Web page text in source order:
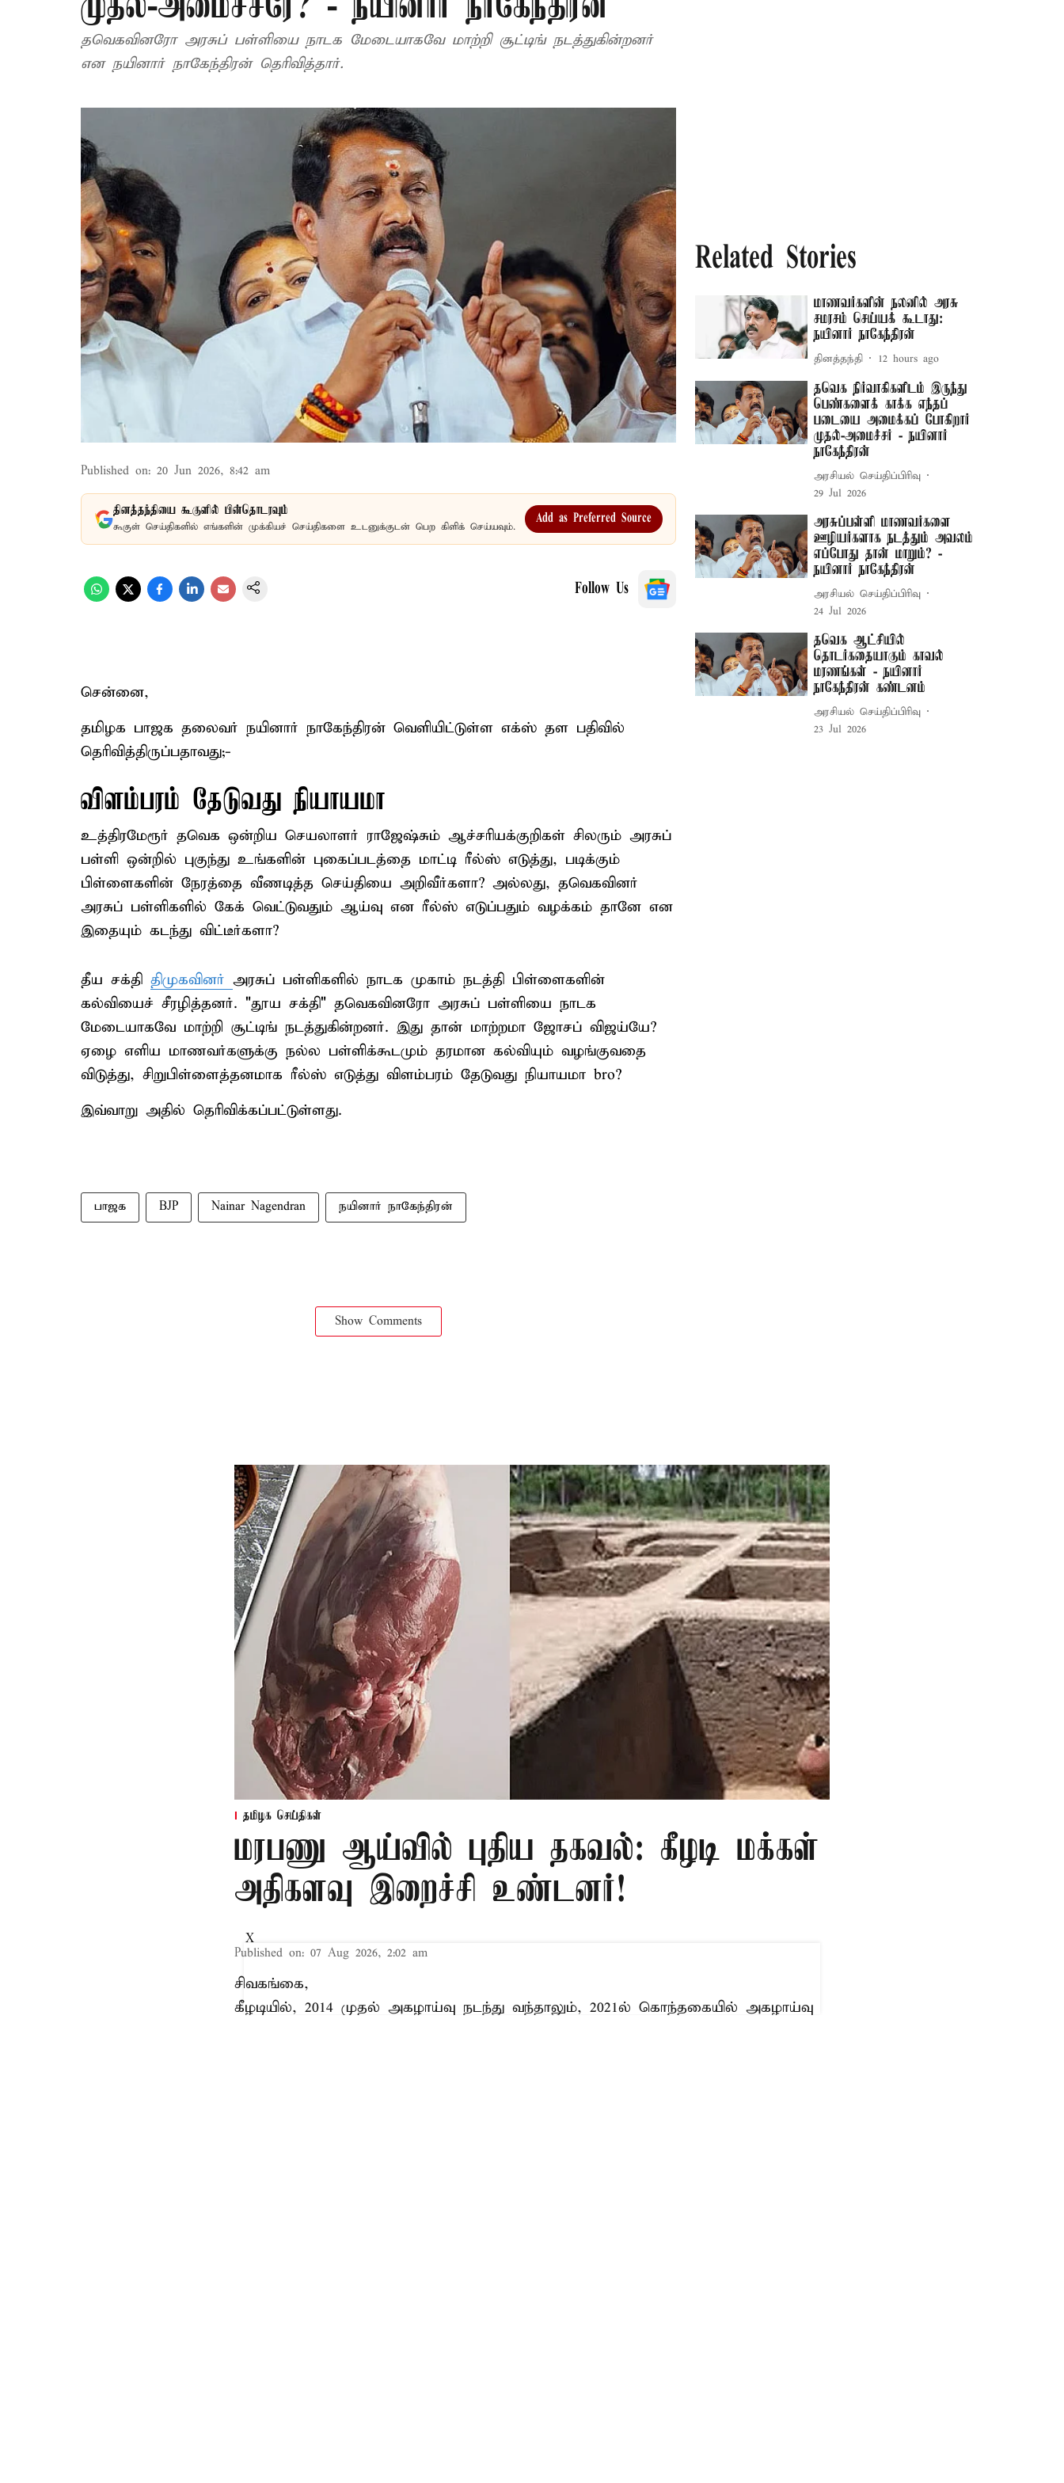
தவெகவினரோ அரசுப் பள்ளியை நாடக மேடையாகவே மாற்றி சூட்டிங் நடத்துகின்றனர்
என நயினார் நாகேந்திரன் தெரிவித்தார்.
Published on: 20 Jun 2026, 8:42 am
தினத்தந்தியை கூகுளில் பின்தொடரவும்
கூகுள் செய்திகளில் எங்களின் முக்கியச் செய்திகளை உடனுக்குடன் பெற கிளிக் செய்யவும்.
Add as Preferred Source
Follow Us
சென்னை,
தமிழக பாஜக தலைவர் நயினார் நாகேந்திரன் வெளியிட்டுள்ள எக்ஸ் தள பதிவில்
தெரிவித்திருப்பதாவது;-
விளம்பரம் தேடுவது நியாயமா
உத்திரமேரூர் தவெக ஒன்றிய செயலாளர் ராஜேஷ்சும் ஆச்சரியக்குறிகள் சிலரும் அரசுப்
பள்ளி ஒன்றில் புகுந்து உங்களின் புகைப்படத்தை மாட்டி ரீல்ஸ் எடுத்து, படிக்கும்
பிள்ளைகளின் நேரத்தை வீணடித்த செய்தியை அறிவீர்களா? அல்லது, தவெகவினர்
அரசுப் பள்ளிகளில் கேக் வெட்டுவதும் ஆய்வு என ரீல்ஸ் எடுப்பதும் வழக்கம் தானே என
இதையும் கடந்து விட்டீர்களா?
தீய சக்தி திமுகவினர் அரசுப் பள்ளிகளில் நாடக முகாம் நடத்தி பிள்ளைகளின்
கல்வியைச் சீரழித்தனர். "தூய சக்தி" தவெகவினரோ அரசுப் பள்ளியை நாடக
மேடையாகவே மாற்றி சூட்டிங் நடத்துகின்றனர். இது தான் மாற்றமா ஜோசப் விஜய்யே?
ஏழை எளிய மாணவர்களுக்கு நல்ல பள்ளிக்கூடமும் தரமான கல்வியும் வழங்குவதை
விடுத்து, சிறுபிள்ளைத்தனமாக ரீல்ஸ் எடுத்து விளம்பரம் தேடுவது நியாயமா bro?
இவ்வாறு அதில் தெரிவிக்கப்பட்டுள்ளது.
பாஜக BJP Nainar Nagendran நயினார் நாகேந்திரன்
Show Comments
Related Stories
மாணவர்களின் நலனில் அரசு
சமரசம் செய்யக் கூடாது:
நயினார் நாகேந்திரன்
தினத்தந்தி 12 hours ago
தவெக நிர்வாகிகளிடம் இருந்து
பெண்களைக் காக்க எந்தப்
படையை அமைக்கப் போகிறார்
முதல்-அமைச்சர் - நயினார்
நாகேந்திரன்
அரசியல் செய்திப்பிரிவு
29 Jul 2026
அரசுப்பள்ளி மாணவர்களை
ஊழியர்களாக நடத்தும் அவலம்
எப்போது தான் மாறும்? -
நயினார் நாகேந்திரன்
அரசியல் செய்திப்பிரிவு
24 Jul 2026
தவெக ஆட்சியில்
தொடர்கதையாகும் காவல்
மரணங்கள் - நயினார்
நாகேந்திரன் கண்டனம்
அரசியல் செய்திப்பிரிவு
23 Jul 2026
தமிழக செய்திகள்
மரபணு ஆய்வில் புதிய தகவல்: கீழடி மக்கள்
அதிகளவு இறைச்சி உண்டனர்!
Published on: 07 Aug 2026, 2:02 am
சிவகங்கை,
கீழடியில், 2014 முதல் அகழாய்வு நடந்து வந்தாலும், 2021ல் கொந்தகையில் அகழாய்வு
X